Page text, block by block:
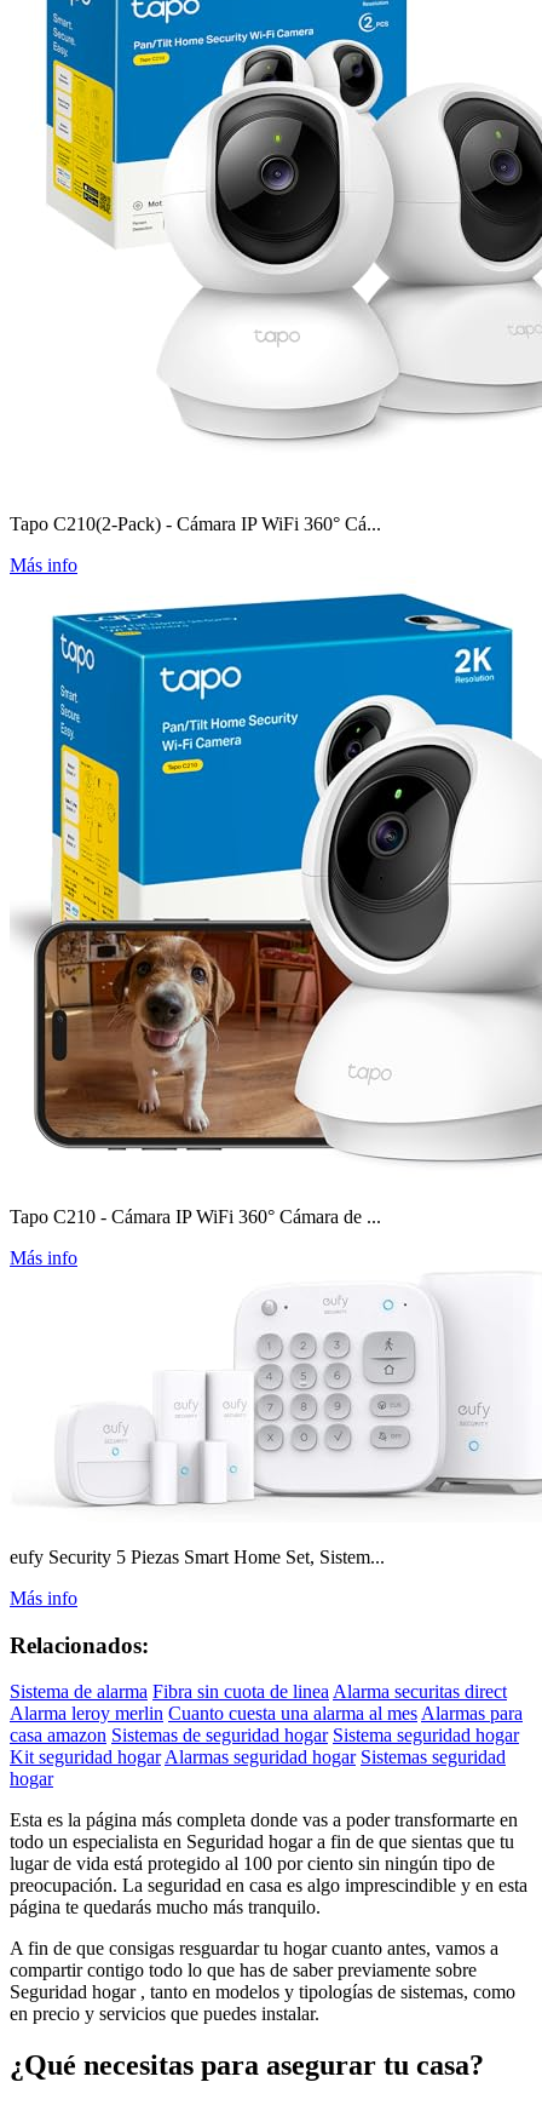
Tapo C210(2-Pack) - Cámara IP WiFi 360° Cá...
Más info
Tapo C210 - Cámara IP WiFi 360° Cámara de ...
Más info
eufy Security 5 Piezas Smart Home Set, Sistem...
Más info
Relacionados:
Sistema de alarma Fibra sin cuota de linea Alarma securitas direct
Alarma leroy merlin Cuanto cuesta una alarma al mes Alarmas para
casa amazon Sistemas de seguridad hogar Sistema seguridad hogar
Kit seguridad hogar Alarmas seguridad hogar Sistemas seguridad
hogar
Esta es la página más completa donde vas a poder transformarte en
todo un especialista en Seguridad hogar a fin de que sientas que tu
lugar de vida está protegido al 100 por ciento sin ningún tipo de
preocupación. La seguridad en casa es algo imprescindible y en esta
página te quedarás mucho más tranquilo.
A fin de que consigas resguardar tu hogar cuanto antes, vamos a
compartir contigo todo lo que has de saber previamente sobre
Seguridad hogar , tanto en modelos y tipologías de sistemas, como
en precio y servicios que puedes instalar.
¿Qué necesitas para asegurar tu casa?